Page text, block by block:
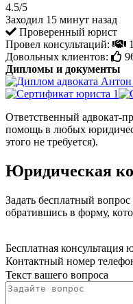
4.5/5
Заходил 15 минут назад
Проверенный юрист
Провел консультаций:
Довольных клиентов:
Дипломы и документы
Ответственный адвокат-
помощь в любых
этого не требуется).
Юридическая
Задать бесплатный
обратившись в форму,
Бесплатная консультация
Контактный номер
Текст вашего вопроса